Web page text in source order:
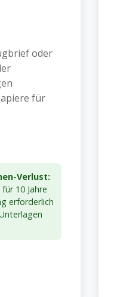
oder
für
Verlust:
10 Jahre
erforderlich